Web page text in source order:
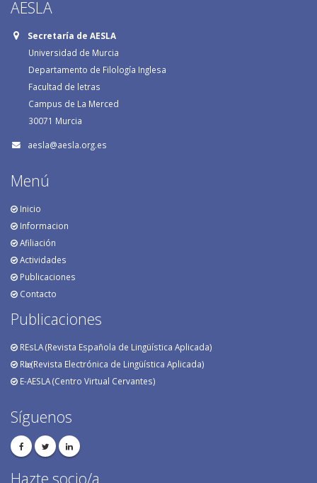
AESLA
Secretaría de AESLA
Universidad de Murcia
Departamento de Filología Inglesa
Facultad de letras
Campus de La Merced
30071 Murcia
aesla@aesla.org.es
Menú
Inicio
Informacion
Afiliación
Actividades
Publicaciones
Contacto
Publicaciones
REsLA (Revista Española de Lingüística Aplicada)
RӕL (Revista Electrónica de Lingüística Aplicada)
E-AESLA (Centro Virtual Cervantes)
Síguenos
Hazte socio/a